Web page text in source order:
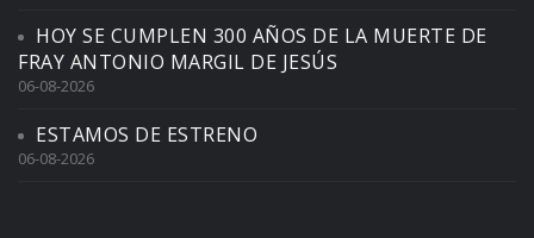
HOY SE CUMPLEN 300 AÑOS DE LA MUERTE DE
FRAY ANTONIO MARGIL DE JESÚS
06-08-2026
ESTAMOS DE ESTRENO
06-08-2026